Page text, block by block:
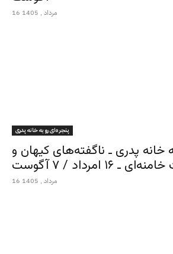
16 مرداد , 1405
پنجره‌ای رو به خانه پدری
خانه پدری ـ ناگفته‌های کیهان و
ـ ۱۶ امرداد / ۷ آگوست
16 مرداد , 1405